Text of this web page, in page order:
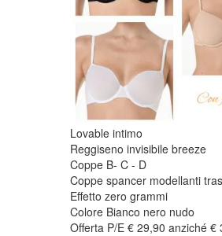
Lovable intimo
Reggiseno invisibile breeze
Coppe B- C - D
Coppe spancer modellanti
Effetto zero grammi
Colore Bianco nero nudo
Offerta P/E € 29,90 anziché €